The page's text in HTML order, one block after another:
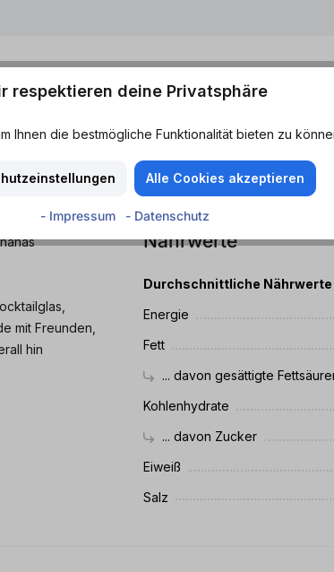
der
Ananas trifft
mit Freunden,
hin
Ananas - Kokos
Nährwerte
Durchschnittliche Nährwerte
Energie
Fett
... davon gesättigte
Kohlenhydrate
... davon Zucker
Eiweiß
Salz
respektieren deine Privatsphäre
Ihnen die bestmögliche Funktionalität bieten zu
Alle Cookies akzeptieren
- Impressum - Datenschutz